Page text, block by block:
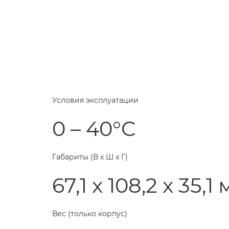
Условия эксплуатации
0 – 40°C
Габариты (В x Ш x Г)
67,1 x 108,2 x 35,1
Вес (только корпус)